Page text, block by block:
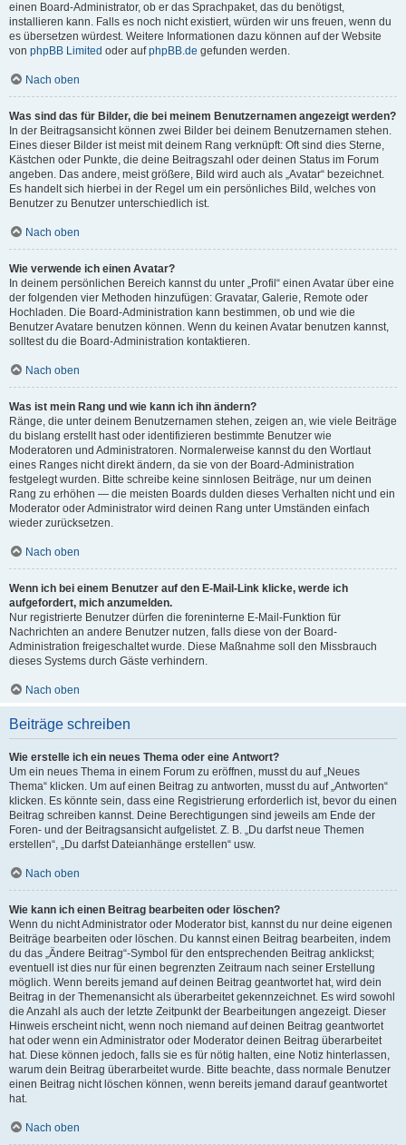
einen Board-Administrator, ob er das Sprachpaket, das du benötigst,
installieren kann. Falls es noch nicht existiert, würden wir uns freuen, wenn du
es übersetzen würdest. Weitere Informationen dazu können auf der Website
von phpBB Limited oder aufphpBB.de gefunden werden.
Nach oben
Was sind das für Bilder, die bei meinem Benutzernamen angezeigt werden?
In der Beitragsansicht können zwei Bilder bei deinem Benutzernamen stehen.
Eines dieser Bilder ist meist mit deinem Rang verknüpft: Oft sind dies Sterne,
Kästchen oder Punkte, die deine Beitragszahl oder deinen Status im Forum
angeben. Das andere, meist größere, Bild wird auch als „Avatar“ bezeichnet.
Es handelt sich hierbei in der Regel um ein persönliches Bild, welches von
Benutzer zu Benutzer unterschiedlich ist.
Nach oben
Wie verwende ich einen Avatar?
In deinem persönlichen Bereich kannst du unter „Profil“ einen Avatar über eine
der folgenden vier Methoden hinzufügen: Gravatar, Galerie, Remote oder
Hochladen. Die Board-Administration kann bestimmen, ob und wie die
Benutzer Avatare benutzen können. Wenn du keinen Avatar benutzen kannst,
solltest du die Board-Administration kontaktieren.
Nach oben
Was ist mein Rang und wie kann ich ihn ändern?
Ränge, die unter deinem Benutzernamen stehen, zeigen an, wie viele Beiträge
du bislang erstellt hast oder identifizieren bestimmte Benutzer wie
Moderatoren und Administratoren. Normalerweise kannst du den Wortlaut
eines Ranges nicht direkt ändern, da sie von der Board-Administration
festgelegt wurden. Bitte schreibe keine sinnlosen Beiträge, nur um deinen
Rang zu erhöhen — die meisten Boards dulden dieses Verhalten nicht und ein
Moderator oder Administrator wird deinen Rang unter Umständen einfach
wieder zurücksetzen.
Nach oben
Wenn ich bei einem Benutzer auf den E-Mail-Link klicke, werde ich
aufgefordert, mich anzumelden.
Nur registrierte Benutzer dürfen die foreninterne E-Mail-Funktion für
Nachrichten an andere Benutzer nutzen, falls diese von der Board-
Administration freigeschaltet wurde. Diese Maßnahme soll den Missbrauch
dieses Systems durch Gäste verhindern.
Nach oben
Beiträge schreiben
Wie erstelle ich ein neues Thema oder eine Antwort?
Um ein neues Thema in einem Forum zu eröffnen, musst du auf „Neues
Thema“ klicken. Um auf einen Beitrag zu antworten, musst du auf „Antworten“
klicken. Es könnte sein, dass eine Registrierung erforderlich ist, bevor du einen
Beitrag schreiben kannst. Deine Berechtigungen sind jeweils am Ende der
Foren- und der Beitragsansicht aufgelistet. Z. B. „Du darfst neue Themen
erstellen“, „Du darfst Dateianhänge erstellen“ usw.
Nach oben
Wie kann ich einen Beitrag bearbeiten oder löschen?
Wenn du nicht Administrator oder Moderator bist, kannst du nur deine eigenen
Beiträge bearbeiten oder löschen. Du kannst einen Beitrag bearbeiten, indem
du das „Ändere Beitrag“-Symbol für den entsprechenden Beitrag anklickst;
eventuell ist dies nur für einen begrenzten Zeitraum nach seiner Erstellung
möglich. Wenn bereits jemand auf deinen Beitrag geantwortet hat, wird dein
Beitrag in der Themenansicht als überarbeitet gekennzeichnet. Es wird sowohl
die Anzahl als auch der letzte Zeitpunkt der Bearbeitungen angezeigt. Dieser
Hinweis erscheint nicht, wenn noch niemand auf deinen Beitrag geantwortet
hat oder wenn ein Administrator oder Moderator deinen Beitrag überarbeitet
hat. Diese können jedoch, falls sie es für nötig halten, eine Notiz hinterlassen,
warum dein Beitrag überarbeitet wurde. Bitte beachte, dass normale Benutzer
einen Beitrag nicht löschen können, wenn bereits jemand darauf geantwortet
hat.
Nach oben